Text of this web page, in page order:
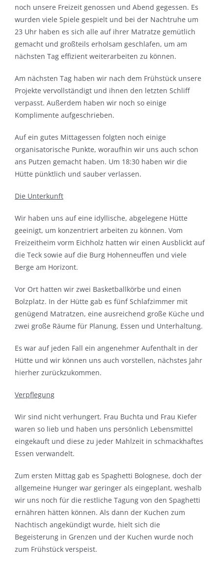
noch unsere Freizeit genossen und Abend gegessen. Es
wurden viele Spiele gespielt und bei der Nachtruhe um
23 Uhr haben es sich alle auf ihrer Matratze gemütlich
gemacht und großteils erholsam geschlafen, um am
nächsten Tag effizient weiterarbeiten zu können.
Am nächsten Tag haben wir nach dem Frühstück unsere
Projekte vervollständigt und ihnen den letzten Schliff
verpasst. Außerdem haben wir noch so einige
Komplimente aufgeschrieben.
Auf ein gutes Mittagessen folgten noch einige
organisatorische Punkte, woraufhin wir uns auch schon
ans Putzen gemacht haben. Um 18:30 haben wir die
Hütte pünktlich und sauber verlassen.
Die Unterkunft
Wir haben uns auf eine idyllische, abgelegene Hütte
geeinigt, um konzentriert arbeiten zu können. Vom
Freizeitheim vorm Eichholz hatten wir einen Ausblickt auf
die Teck sowie auf die Burg Hohenneuffen und viele
Berge am Horizont.
Vor Ort hatten wir zwei Basketballkörbe und einen
Bolzplatz. In der Hütte gab es fünf Schlafzimmer mit
genügend Matratzen, eine ausreichend große Küche und
zwei große Räume für Planung, Essen und Unterhaltung.
Es war auf jeden Fall ein angenehmer Aufenthalt in der
Hütte und wir können uns auch vorstellen, nächstes Jahr
hierher zurückzukommen.
Verpflegung
Wir sind nicht verhungert. Frau Buchta und Frau Kiefer
waren so lieb und haben uns persönlich Lebensmittel
eingekauft und diese zu jeder Mahlzeit in schmackhaftes
Essen verwandelt.
Zum ersten Mittag gab es Spaghetti Bolognese, doch der
allgemeine Hunger war geringer als eingeplant, weshalb
wir uns noch für die restliche Tagung von den Spaghetti
ernähren hätten können. Als dann der Kuchen zum
Nachtisch angekündigt wurde, hielt sich die
Begeisterung in Grenzen und der Kuchen wurde noch
zum Frühstück verspeist.